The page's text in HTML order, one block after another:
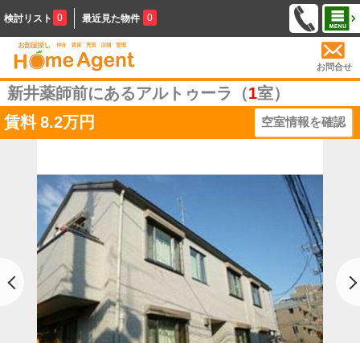
検討リスト 0 最近見た物件 0
お問合せ
新井薬師前にあるアルトゥーラ（1室）
賃料 8.2万円 空室情報を確認